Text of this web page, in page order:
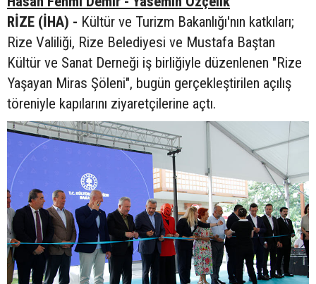
RİZE (İHA) - Kültür ve Turizm Bakanlığı'nın katkıları;
Rize Valiliği, Rize Belediyesi ve Mustafa Baştan
Kültür ve Sanat Derneği iş birliğiyle düzenlenen "Rize
Yaşayan Miras Şöleni", bugün gerçekleştirilen açılış
töreniyle kapılarını ziyaretçilerine açtı.